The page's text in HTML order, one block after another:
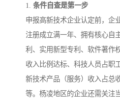
1. 条件自查是第一步
申报高新技术企业认定前，企
注册成立满一年、拥有核心自
利、实用新型专利、软件著作
收入比例达标、科技人员占职
新技术产品（服务）收入占总
等。杨凌地区的企业还需关注